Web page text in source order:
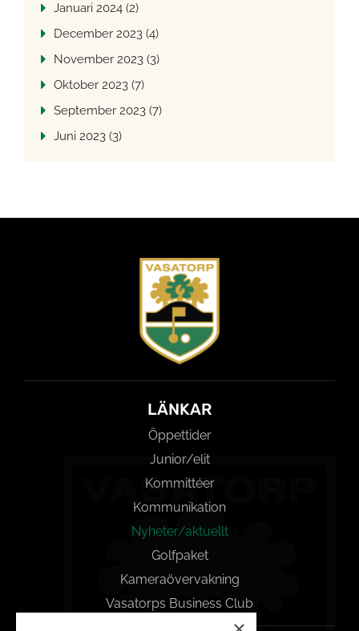
Januari 2024 (2)
December 2023 (4)
November 2023 (3)
Oktober 2023 (7)
September 2023 (7)
Juni 2023 (3)
LÄNKAR
Öppettider
Junior/elit
Kommittéer
Kommunikation
Nyheter/aktuellt
Golfpaket
Kameraövervakning
Vasatorps Business Club